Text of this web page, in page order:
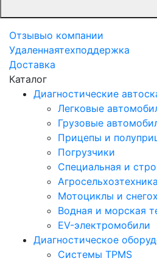
Отзывыо компании
Удаленнаятехподдержка
Доставка
Каталог
Диагностические
Легковые
Грузовые
Прицепы и
Погрузчики
Специальная и
Агросельхозтехника
Мотоциклы и
Водная и морская
EV-электромобили
Диагностическое
Системы TPMS